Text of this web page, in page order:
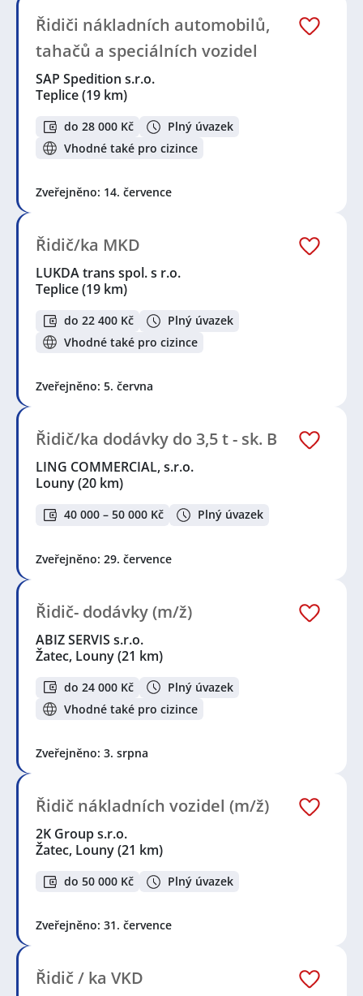
Řidiči nákladních automobilů,
tahačů a speciálních vozidel
SAP Spedition s.r.o.
Teplice(19 km)
do 28 000 Kč
Plný úvazek
Vhodné také pro cizince
Zveřejněno: 14. července
Řidič/ka MKD
LUKDA trans spol. s r.o.
Teplice(19 km)
do 22 400 Kč
Plný úvazek
Vhodné také pro cizince
Zveřejněno: 5. června
Řidič/ka dodávky do 3,5 t - sk. B
LING COMMERCIAL, s.r.o.
Louny(20 km)
40 000 – 50 000 Kč Plný úvazek
Zveřejněno: 29. července
Řidič- dodávky (m/ž)
ABIZ SERVIS s.r.o.
Žatec, Louny(21 km)
do 24 000 Kč
Plný úvazek
Vhodné také pro cizince
Zveřejněno: 3. srpna
Řidič nákladních vozidel (m/ž)
2K Group s.r.o.
Žatec, Louny(21 km)
do 50 000 Kč Plný úvazek
Zveřejněno: 31. července
Řidič / ka VKD